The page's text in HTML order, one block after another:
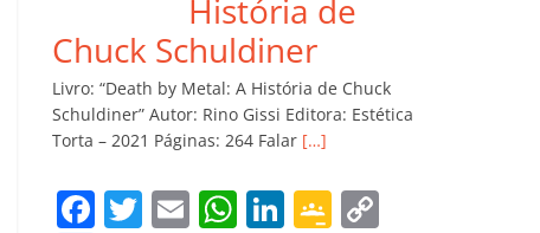
m
História de
Chuck Schuldiner
Livro: “Death by Metal: A História de Chuck
Schuldiner” Autor: Rino Gissi Editora: Estética
Torta – 2021 Páginas: 264 Falar […]
F T E W Li G